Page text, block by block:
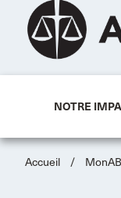
NOTRE
Accueil /